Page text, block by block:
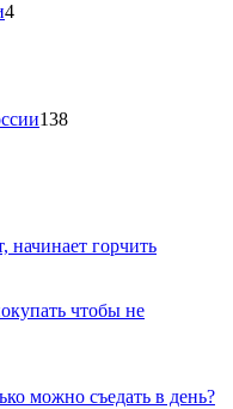
4
138
начинает горчить
чтобы не
можно съедать в день?